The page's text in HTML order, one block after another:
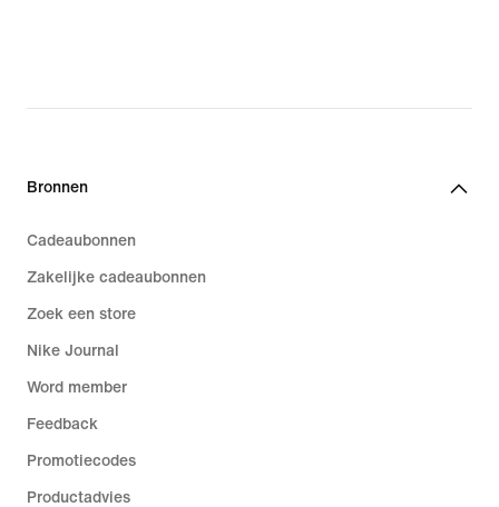
€ 124,99
Bronnen
Cadeaubonnen
Zakelijke cadeaubonnen
Zoek een store
Nike Journal
Word member
Feedback
Promotiecodes
Productadvies